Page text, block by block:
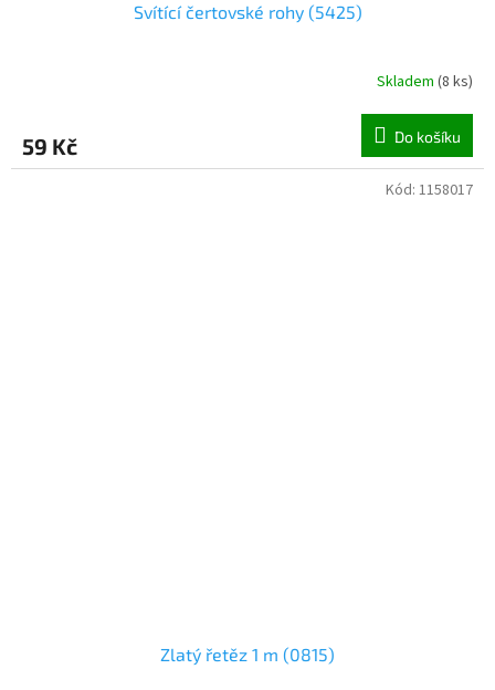
Svítící čertovské rohy (5425)
Skladem (8 ks)
59 Kč Do košíku
Zlatý řetěz 1 m (0815)
Kód: 1158017